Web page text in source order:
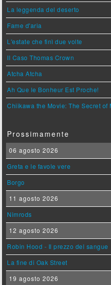
La leggenda del deserto
Fame d'aria
L'estate che finì due volte
Il Caso Thomas Crown
Atcha Atcha
Ah Que le Bonheur Est Proche!
Chiikawa the Movie: The Secret of
Prossimamente
06 agosto 2026
Greta e le favole vere
Borgo
11 agosto 2026
Nimrods
12 agosto 2026
Robin Hood - Il prezzo del sangue
La fine di Oak Street
19 agosto 2026